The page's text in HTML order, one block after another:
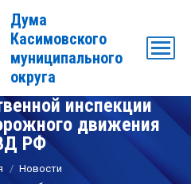
Дума
Касимовского
муниципального
округа
инспекции
движения
РФ
Новости